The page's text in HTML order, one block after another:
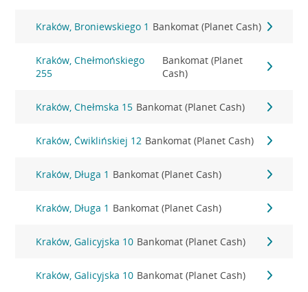
Kraków, Broniewskiego 1 Bankomat (Planet Cash)
Kraków, Chełmońskiego
255
Bankomat (Planet
Cash)
Kraków, Chełmska 15 Bankomat (Planet Cash)
Kraków, Ćwiklińskiej 12 Bankomat (Planet Cash)
Kraków, Długa 1 Bankomat (Planet Cash)
Kraków, Długa 1 Bankomat (Planet Cash)
Kraków, Galicyjska 10 Bankomat (Planet Cash)
Kraków, Galicyjska 10 Bankomat (Planet Cash)